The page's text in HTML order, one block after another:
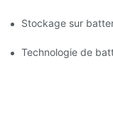
Stockage sur
Technologie de